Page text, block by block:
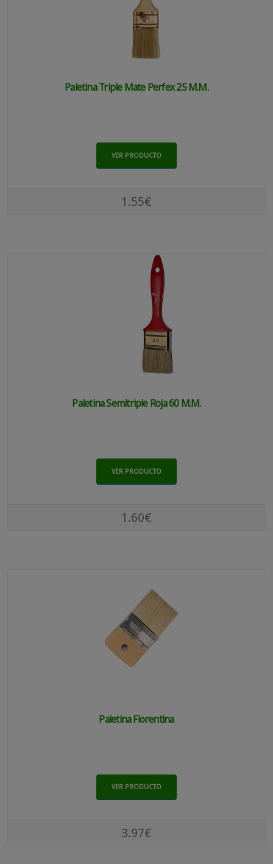
Paletina Triple Mate Perfex 25 M.m.
VER PRODUCTO
1.55€
Paletina Semitriple Roja 60 M.m.
VER PRODUCTO
1.60€
Paletina Fiorentina
VER PRODUCTO
3.97€